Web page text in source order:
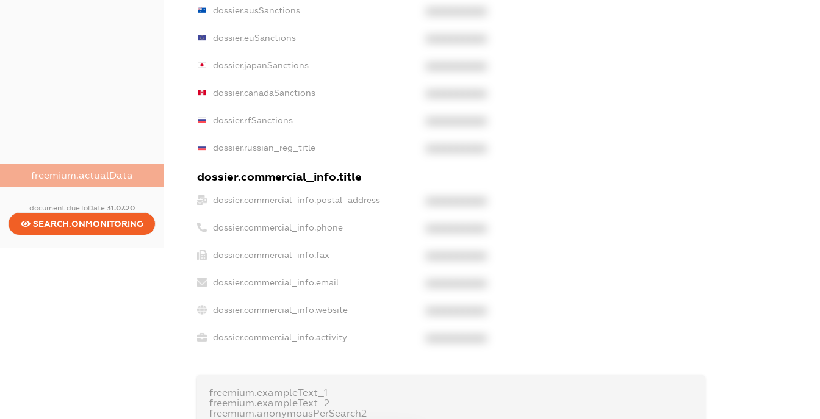
freemium.actualData
document.dueToDate 31.07.20
SEARCH.ONMONITORING
dossier.ausSanctions
dossier.euSanctions
dossier.japanSanctions
dossier.canadaSanctions
dossier.rfSanctions
dossier.russian_reg_title
dossier.commercial_info.title
dossier.commercial_info.postal_address
dossier.commercial_info.phone
dossier.commercial_info.fax
dossier.commercial_info.email
dossier.commercial_info.website
dossier.commercial_info.activity
freemium.exampleText_1
freemium.exampleText_2
freemium.anonymousPerSearch2